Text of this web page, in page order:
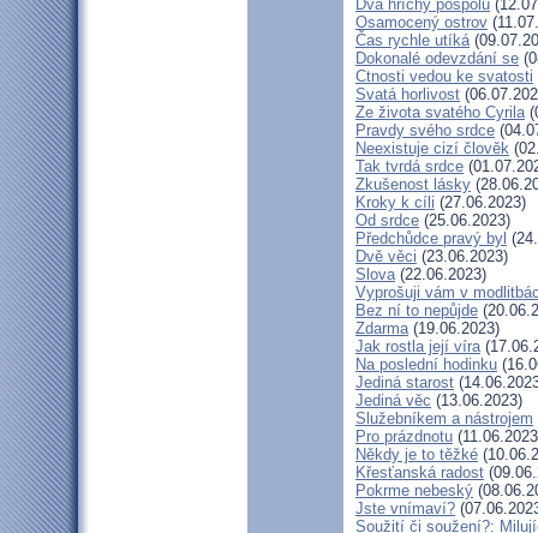
Dva hříchy pospolu
Osamocený ostrov
Čas rychle utíká
Dokonalé odevzdání se
Ctnosti vedou ke svatosti
Svatá horlivost
Ze života svatého Cyrila
Pravdy svého srdce
Neexistuje cizí člověk
Tak tvrdá srdce
Zkušenost lásky
Kroky k cíli (27.06.2023)
Od srdce (25.06.2023)
Předchůdce pravý byl
Dvě věci (23.06.2023)
Slova(22.06.2023)
Vyprošuji vám v
Bez ní to nepůjde
Zdarma(19.06.2023)
Jak rostla její víra
Na poslední hodinku
Jediná starost
Jediná věc (13.06.2023)
Služebníkem a nástrojem
Pro prázdnotu
Někdy je to těžké
Křesťanská radost
Pokrme nebeský
Jste vnímaví?
Soužití či soužení?: